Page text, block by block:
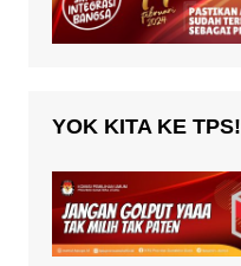
YOK KITA KE TPS!